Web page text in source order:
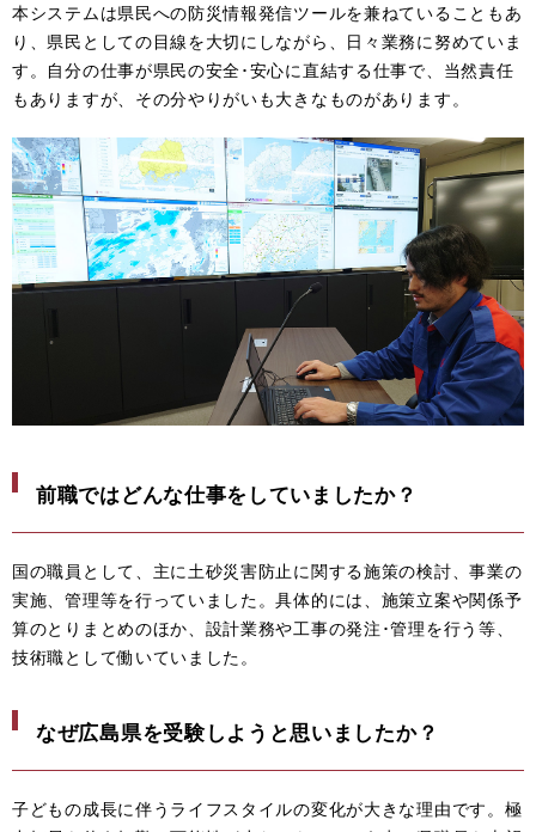
本システムは県民への防災情報発信ツールを兼ねていることもあ
り、県民としての目線を大切にしながら、日々業務に努めていま
す。自分の仕事が県民の安全･安心に直結する仕事で、当然責任
もありますが、その分やりがいも大きなものがあります。
前職ではどんな仕事をしていましたか？
国の職員として、主に土砂災害防止に関する施策の検討、事業の
実施、管理等を行っていました。具体的には、施策立案や関係予
算のとりまとめのほか、設計業務や工事の発注･管理を行う等、
技術職として働いていました。
なぜ広島県を受験しようと思いましたか？
子どもの成長に伴うライフスタイルの変化が大きな理由です。極